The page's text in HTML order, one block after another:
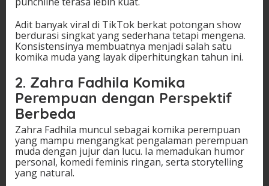
Adit banyak viral di TikTok berkat potongan show
berdurasi singkat yang sederhana tetapi mengena.
Konsistensinya membuatnya menjadi salah satu
komika muda yang layak diperhitungkan tahun ini.
2. Zahra Fadhila Komika
Perempuan dengan Perspektif
Berbeda
Zahra Fadhila muncul sebagai komika perempuan
yang mampu mengangkat pengalaman perempuan
muda dengan jujur dan lucu. Ia memadukan humor
personal, komedi feminis ringan, serta storytelling
yang natural.